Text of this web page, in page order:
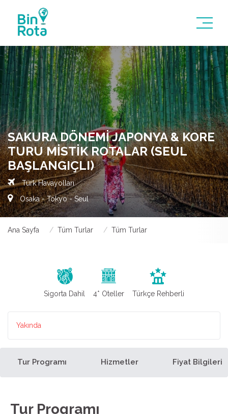
SAKURA DÖNEMI JAPONYA & KORE
TURU MISTIK ROTALAR (SEUL
BAŞLANGIÇLI)
Türk Havayolları
Osaka - Tokyo - Seul
Ana Sayfa Tüm Turlar Tüm Turlar
Sigorta Dahil 4* Oteller Türkçe Rehberli
Yakında
Tur Programı Hizmetler Fiyat Bilgileri
Tur Programı